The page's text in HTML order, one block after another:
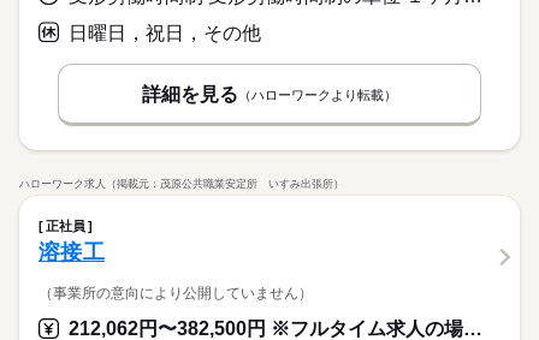
日曜日，祝日，その他
詳細を見る （ハローワークより転載）
ハローワーク求人（掲載元：茂原公共職業安定所 いすみ出張所）
正社員
溶接工
（事業所の意向により公開していません）
212,062円〜382,500円 ※フルタイム求人の場合は月額（換算額）、パート求人の場合は時間額を表示しています。